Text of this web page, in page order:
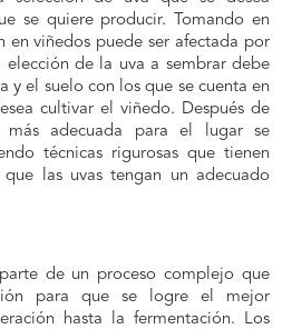
se quiere producir. Tomando en
en viñedos puede ser afectada por
de la uva a sembrar debe
y el suelo con los que se cuenta en
cultivar el viñedo. Después de
adecuada para el lugar se
técnicas rigurosas que tienen
las uvas tengan un adecuado
de un proceso complejo que
para que se logre el mejor
hasta la fermentación. Los